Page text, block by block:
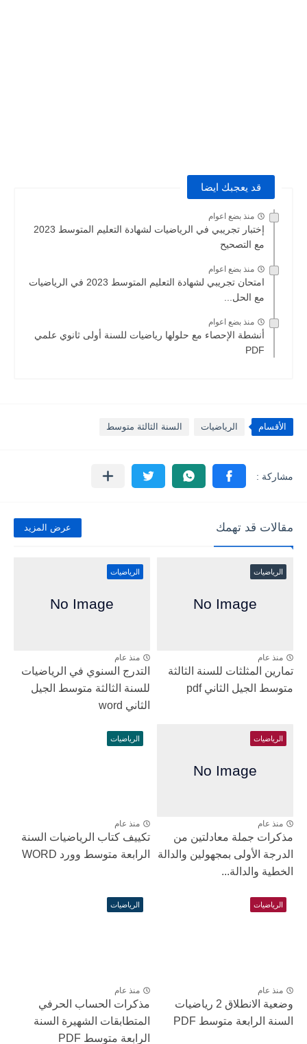
قد يعجبك ايضا
منذ بضع اعوام
إختبار تجريبي في الرياضيات لشهادة التعليم المتوسط 2023
مع التصحيح
منذ بضع اعوام
امتحان تجريبي لشهادة التعليم المتوسط 2023 في الرياضيات
مع الحل...
منذ بضع اعوام
أنشطة الإحصاء مع حلولها رياضيات للسنة أولى ثانوي علمي
PDF
الأقسام الرياضيات السنة الثالثة متوسط
مقالات قد تهمك عرض المزيد
الرياضيات
منذ عام
تمارين المثلثات للسنة الثالثة
متوسط الجيل الثاني pdf
الرياضيات
منذ عام
التدرج السنوي في الرياضيات
للسنة الثالثة متوسط الجيل
الثاني word
الرياضيات
منذ عام
مذكرات جملة معادلتين من
الدرجة الأولى بمجهولين والدالة
الخطية والدالة...
الرياضيات
منذ عام
تكييف كتاب الرياضيات السنة
الرابعة متوسط وورد WORD
الرياضيات
منذ عام
وضعية الانطلاق 2 رياضيات
السنة الرابعة متوسط PDF
الرياضيات
منذ عام
مذكرات الحساب الحرفي
المتطابقات الشهيرة السنة
الرابعة متوسط PDF